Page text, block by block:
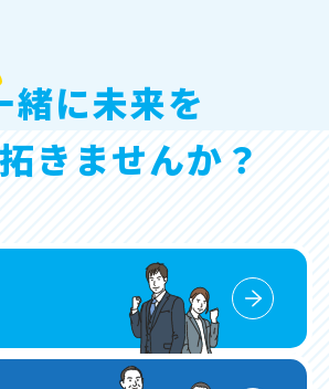
緒に未来を
きませんか？